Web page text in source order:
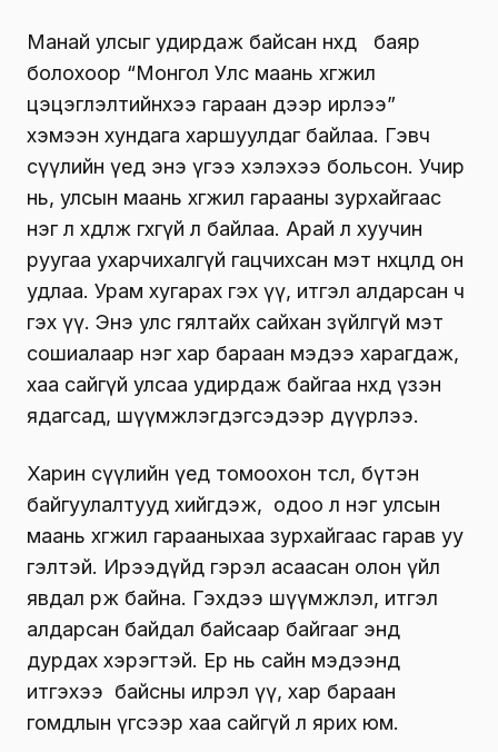
Манай улсыг удирдаж байсан нөхөд баяр
болохоор “Монгол Улс маань хөгжил
цэцэглэлтийнхээ гараан дээр ирлээ”
хэмээн хундага харшуулдаг байлаа. Гэвч
сүүлийн үед энэ үгээ хэлэхээ больсон. Учир
нь, улсын маань хөгжил гарааны зурхайгаас
нэг л хөдөлж өгөхгүй л байлаа. Арай л хуучин
руугаа ухарчихалгүй гацчихсан мэт нөхцөлд он
удлаа. Урам хугарах гэх үү, итгэл алдарсан ч
гэх үү. Энэ улс гялтайх сайхан зүйлгүй мэт
сошиалаар нэг хар бараан мэдээ харагдаж,
хаа сайгүй улсаа удирдаж байгаа нөхдөө үзэн
ядагсад, шүүмжлэгдэгсэдээр дүүрлээ.
Харин сүүлийн үед томоохон төсөл, бүтэн
байгуулалтууд хийгдэж, одоо л нэг улсын
маань хөгжил гарааныхаа зурхайгаас гарав уу
гэлтэй. Ирээдүйд гэрэл асаасан олон үйл
явдал өрж байна. Гэхдээ шүүмжлэл, итгэл
алдарсан байдал байсаар байгааг энд
дурдах хэрэгтэй. Ер нь сайн мэдээнд
итгэхээ байсны илрэл үү, хар бараан
гомдлын үгсээр хаа сайгүй л ярих юм.